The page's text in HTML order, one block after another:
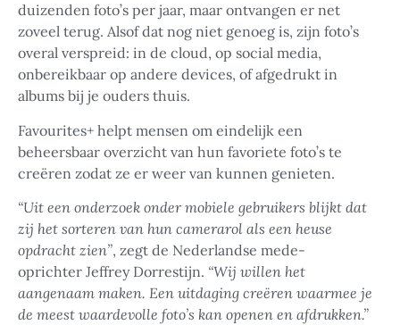
duizenden foto’s per jaar, maar ontvangen er net
zoveel terug. Alsof dat nog niet genoeg is, zijn foto’s
overal verspreid: in de cloud, op social media,
onbereikbaar op andere devices, of afgedrukt in
albums bij je ouders thuis.
Favourites+ helpt mensen om eindelijk een
beheersbaar overzicht van hun favoriete foto’s te
creëren zodat ze er weer van kunnen genieten.
“Uit een onderzoek onder mobiele gebruikers blijkt dat
zij het sorteren van hun camerarol als een heuse
opdracht zien”, zegt de Nederlandse mede-
oprichter Jeffrey Dorrestijn. “Wij willen het
aangenaam maken. Een uitdaging creëren waarmee je
de meest waardevolle foto’s kan openen en afdrukken.”